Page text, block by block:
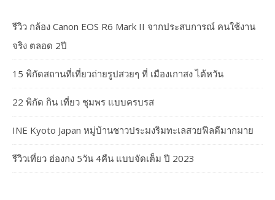
รีวิว กล้อง Canon EOS R6 Mark II จากประสบการณ์ คนใช้งาน
จริง ตลอด 2ปี
15 พิกัดสถานที่เที่ยวถ่ายรูปสวยๆ ที่ เมืองเกาสง ไต้หวัน
22 พิกัด กิน เที่ยว ชุมพร แบบครบรส
INE Kyoto Japan หมู่บ้านชาวประมงริมทะเลสวยฟีลดีมากมาย
รีวิวเที่ยว ฮ่องกง 5วัน 4คืน แบบจัดเต็ม ปี 2023